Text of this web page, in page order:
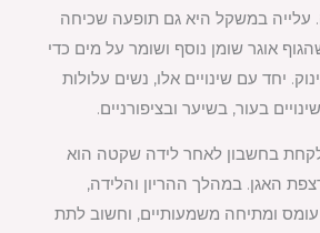
עלייה במשקל היא גם תופעה שכיחה
אוגר שומן נוסף ושומר על מים כדי
יחד עם שינויים אלו, נשים עלולות
בעור, בשיער ובציפורניים.
בחשבון לאחר לידה שקטה הוא
האגן. במהלך ההריון והלידה,
עומס ומתיחה משמעותיים, וחשוב לתת